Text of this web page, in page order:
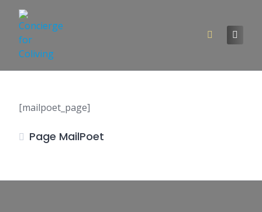
[mailpoet_page]
Page MailPoet